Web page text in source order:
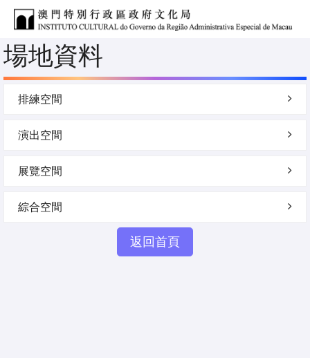
場地資料
排練空間
演出空間
展覽空間
綜合空間
返回首頁